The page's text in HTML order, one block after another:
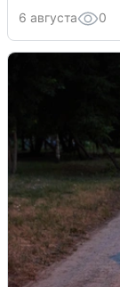
6 августа 0